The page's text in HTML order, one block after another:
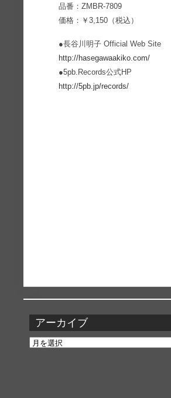
品番：ZMBR-7809
価格：￥3,150（税込）
●長谷川明子 Official Web Site
http://hasegawaakiko.com/
●5pb.Records公式HP
http://5pb.jp/records/
アーカイブ
ア